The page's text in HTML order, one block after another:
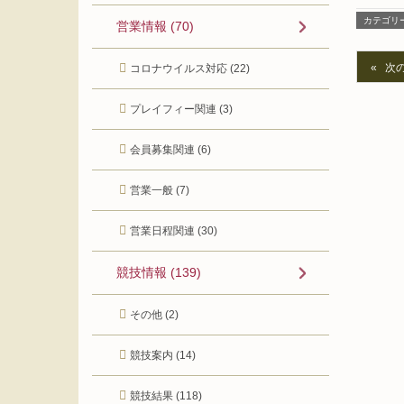
カテゴリ
次
営業情報 (70)
コロナウイルス対応 (22)
プレイフィー関連 (3)
会員募集関連 (6)
営業一般 (7)
営業日程関連 (30)
競技情報 (139)
その他 (2)
競技案内 (14)
競技結果 (118)